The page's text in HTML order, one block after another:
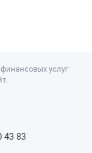
услуг
43 83